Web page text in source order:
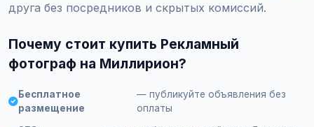
друга без посредников и скрытых комиссий.
Почему стоит купить Рекламный
фотограф на Миллирион?
Бесплатное
размещение
— публикуйте объявления без
оплаты